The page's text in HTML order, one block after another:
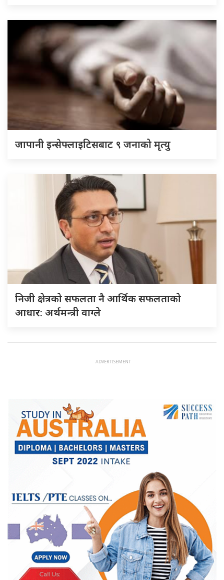
जापानी इन्सेफ्लाइटिसबाट ९ जनाको मृत्यु
निजी क्षेत्रको सफलता नै आर्थिक सफलताको
आधार: अर्थमन्त्री वाग्ले